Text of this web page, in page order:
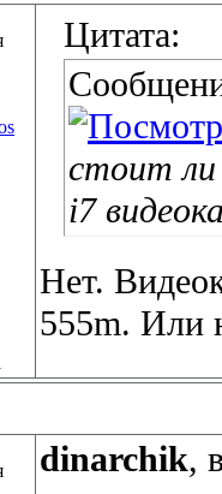
Цитата:
стоит ли
i7
Нет.
555m. Или
dinarchik,